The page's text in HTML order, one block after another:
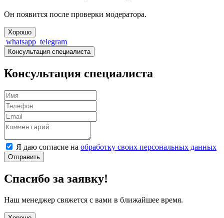
Он появится после проверки модератора.
Хорошо
whatsapp telegram
Консультация специалиста
Консультация специалиста
Я даю согласие на обработку своих персональных данных
Отправить
Спасибо за заявку!
Наш менеджер свяжется с вами в ближайшее время.